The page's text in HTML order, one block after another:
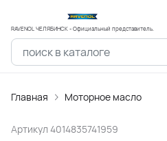
RAVENOL ЧЕЛЯБИНСК - Официальный представитель.
Главная Моторное масло
Артикул 4014835741959